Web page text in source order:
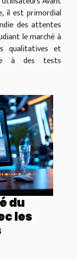
il est primordial
des attentes
le marché à
qualitatives et
à des tests
du
les